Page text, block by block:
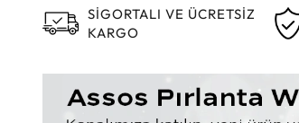
SİGORTALI VE ÜCRETSİZ
KARGO